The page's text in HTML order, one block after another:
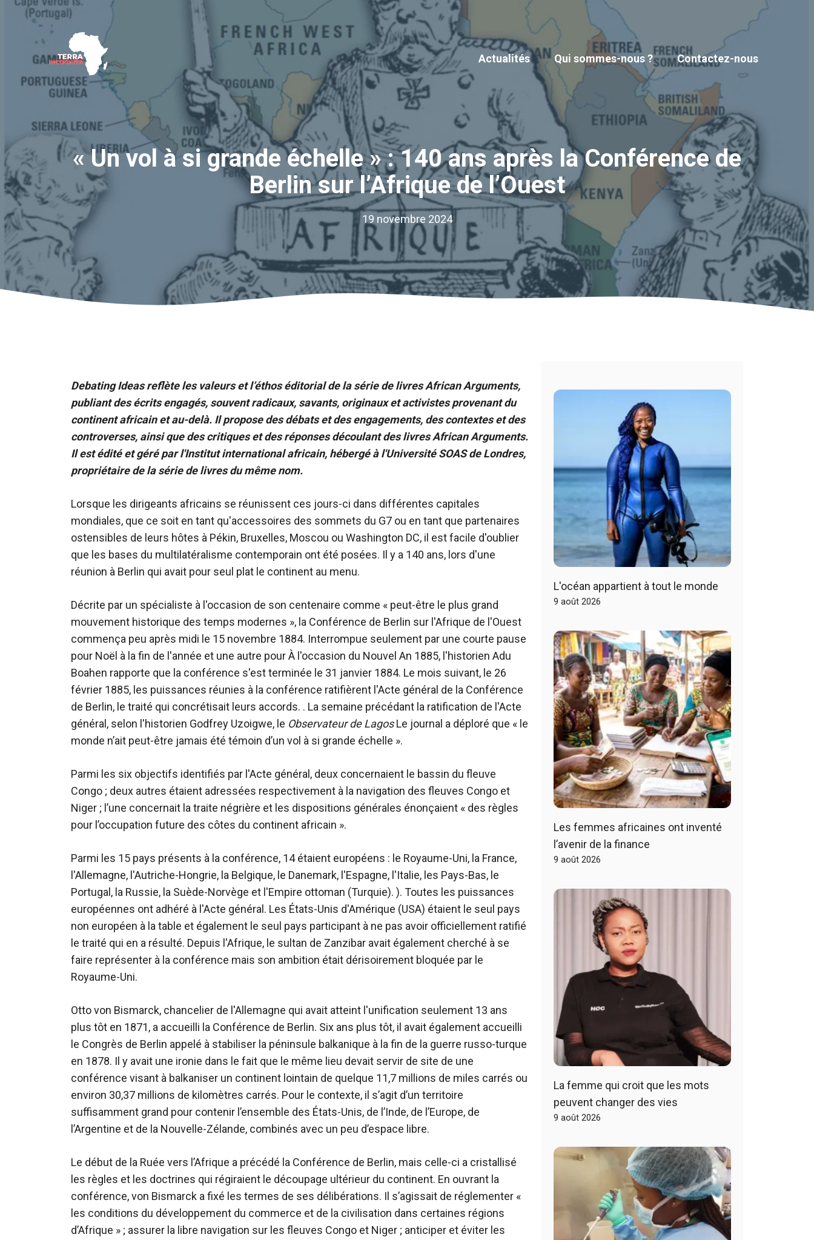
Aller
contenu
Actualités
Qui sommes-nous ? Contactez-nous
« Un vol à si grande échelle » : 140 ans après la Conférence de
Berlin sur l’Afrique de l’Ouest
19 novembre 2024
Debating Ideas reflète les valeurs et l’éthos éditorial de la série de livres African Arguments,
publiant des écrits engagés, souvent radicaux, savants, originaux et activistes provenant du
continent africain et au-delà. Il propose des débats et des engagements, des contextes et des
controverses, ainsi que des critiques et des réponses découlant des livres African Arguments.
Il est édité et géré par l'Institut international africain, hébergé à l'Université SOAS de Londres,
propriétaire de la série de livres du même nom.
Lorsque les dirigeants africains se réunissent ces jours-ci dans différentes capitales
mondiales, que ce soit en tant qu'accessoires des sommets du G7 ou en tant que partenaires
ostensibles de leurs hôtes à Pékin, Bruxelles, Moscou ou Washington DC, il est facile d'oublier
que les bases du multilatéralisme contemporain ont été posées. Il y a 140 ans, lors d'une
réunion à Berlin qui avait pour seul plat le continent au menu.
Décrite par un spécialiste à l'occasion de son centenaire comme « peut-être le plus grand
mouvement historique des temps modernes », la Conférence de Berlin sur l'Afrique de l'Ouest
commença peu après midi le 15 novembre 1884. Interrompue seulement par une courte pause
pour Noël à la fin de l'année et une autre pour À l'occasion du Nouvel An 1885, l'historien Adu
Boahen rapporte que la conférence s'est terminée le 31 janvier 1884. Le mois suivant, le 26
février 1885, les puissances réunies à la conférence ratifièrent l'Acte général de la Conférence
de Berlin, le traité qui concrétisait leurs accords. . La semaine précédant la ratification de l'Acte
général, selon l'historien Godfrey Uzoigwe, le Observateur de LagosLe journal a déploré que « le
monde n’ait peut-être jamais été témoin d’un vol à si grande échelle ».
Parmi les six objectifs identifiés par l'Acte général, deux concernaient le bassin du fleuve
Congo ; deux autres étaient adressées respectivement à la navigation des fleuves Congo et
Niger ; l’une concernait la traite négrière et les dispositions générales énonçaient « des règles
pour l’occupation future des côtes du continent africain ».
Parmi les 15 pays présents à la conférence, 14 étaient européens : le Royaume-Uni, la France,
l'Allemagne, l'Autriche-Hongrie, la Belgique, le Danemark, l'Espagne, l'Italie, les Pays-Bas, le
Portugal, la Russie, la Suède-Norvège et l'Empire ottoman (Turquie). ). Toutes les puissances
européennes ont adhéré à l'Acte général. Les États-Unis d'Amérique (USA) étaient le seul pays
non européen à la table et également le seul pays participant à ne pas avoir officiellement ratifié
le traité qui en a résulté. Depuis l'Afrique, le sultan de Zanzibar avait également cherché à se
faire représenter à la conférence mais son ambition était dérisoirement bloquée par le
Royaume-Uni.
Otto von Bismarck, chancelier de l'Allemagne qui avait atteint l'unification seulement 13 ans
plus tôt en 1871, a accueilli la Conférence de Berlin. Six ans plus tôt, il avait également accueilli
le Congrès de Berlin appelé à stabiliser la péninsule balkanique à la fin de la guerre russo-turque
en 1878. Il y avait une ironie dans le fait que le même lieu devait servir de site de une
conférence visant à balkaniser un continent lointain de quelque 11,7 millions de miles carrés ou
environ 30,37 millions de kilomètres carrés. Pour le contexte, il s’agit d’un territoire
suffisamment grand pour contenir l’ensemble des États-Unis, de l’Inde, de l’Europe, de
l’Argentine et de la Nouvelle-Zélande, combinés avec un peu d’espace libre.
Le début de la Ruée vers l’Afrique a précédé la Conférence de Berlin, mais celle-ci a cristallisé
les règles et les doctrines qui régiraient le découpage ultérieur du continent. En ouvrant la
conférence, von Bismarck a fixé les termes de ses délibérations. Il s’agissait de réglementer «
les conditions du développement du commerce et de la civilisation dans certaines régions
d’Afrique » ; assurer la libre navigation sur les fleuves Congo et Niger ; anticiper et éviter les
L'océan appartient à tout le monde
9 août 2026
Les femmes africaines ont inventé
l’avenir de la finance
9 août 2026
La femme qui croit que les mots
peuvent changer des vies
9 août 2026